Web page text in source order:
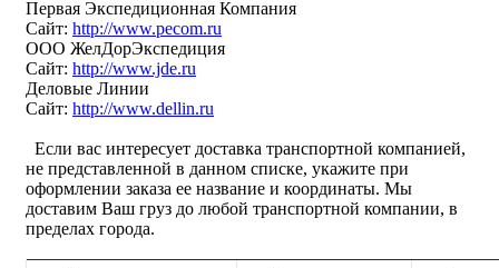
Первая Экспедиционная Компания
Сайт: http://www.pecom.ru
ООО ЖелДорЭкспедиция
Сайт: http://www.jde.ru
Деловые Линии
Сайт: http://www.dellin.ru
Если вас интересует доставка транспортной компанией,
не представленной в данном списке, укажите при
оформлении заказа ее название и координаты. Мы
доставим Ваш груз до любой транспортной компании, в
пределах города.